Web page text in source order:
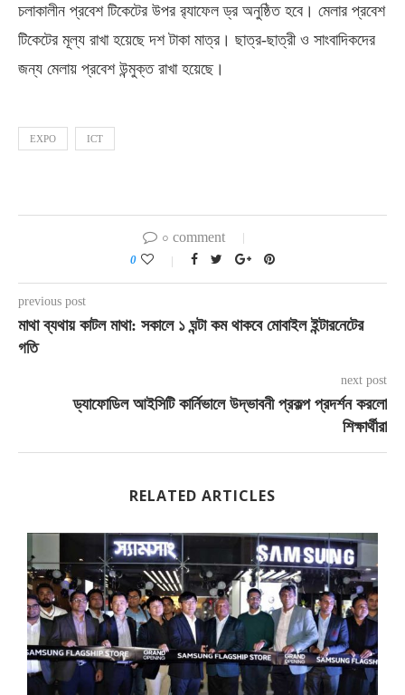
চলাকালীন প্রবেশ টিকেটের উপর র‌্যাফেল ড্র অনুষ্ঠিত হবে। মেলার প্রবেশ
টিকেটের মূল্য রাখা হয়েছে দশ টাকা মাত্র। ছাত্র-ছাত্রী ও সাংবাদিকদের
জন্য মেলায় প্রবেশ উন্মুক্ত রাখা হয়েছে।
EXPO ICT
০ comment
0
previous post
মাথা ব্যথায় কাটল মাথা: সকালে ১ ঘন্টা কম থাকবে মোবাইল ইন্টারনেটের
গতি
next post
ড্যাফোডিল আইসিটি কার্নিভালে উদ্ভাবনী প্রকল্প প্রদর্শন করলো
শিক্ষার্থীরা
RELATED ARTICLES